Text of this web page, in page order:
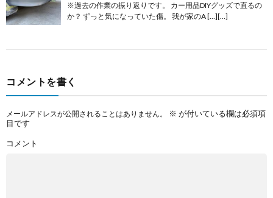
※過去の作業の振り返りです。 カー用品DIYグッズで直るの
か？ ずっと気になっていた傷。 我が家のA […][…]
コメントを書く
メールアドレスが公開されることはありません。 ※ が付いている欄は必須項
目です
コメント